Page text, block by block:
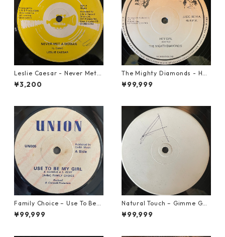
Leslie Caesar - Never Met A
Woman【12-50067】
¥3,200
The Mighty Diamonds - Hey
Girl【12-50053】
¥99,999
Family Choice – Use To Be
My Girl【7-22004】
¥99,999
Natural Touch – Gimme Goo
d Loving【12-50055】
¥99,999